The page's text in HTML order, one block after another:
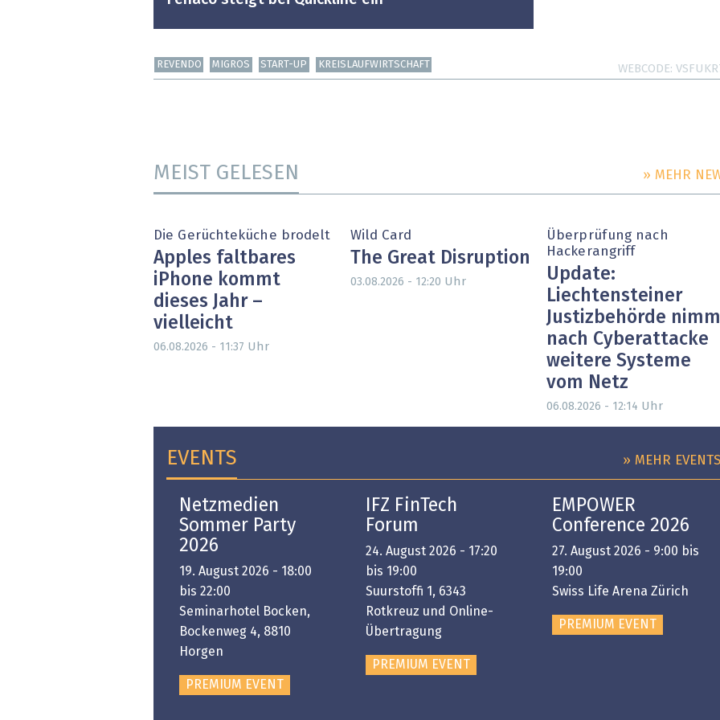
REVENDO MIGROS START-UP KREISLAUFWIRTSCHAFT WEBCODE
MEIST GELESEN » MEHR
Die Gerüchteküche brodelt
Apples faltbares
iPhone kommt
dieses Jahr –
vielleicht
06.08.2026 - 11:37 Uhr
Wild Card
The Great Disruption
03.08.2026 - 12:20 Uhr
Überprüfung nach
Hackerangriff
Update:
Liechtensteiner
Justizbehörde
nach Cyberattacke
weitere Systeme
vom Netz
06.08.2026 - 12:14 Uhr
EVENTS » MEHR EVENTS
Netzmedien
Sommer Party
2026
19. August 2026 - 18:00
bis 22:00
Seminarhotel Bocken,
Bockenweg 4, 8810
Horgen
PREMIUM EVENT
IFZ FinTech
Forum
24. August 2026 - 17:20
bis 19:00
Suurstoffi 1, 6343
Rotkreuz und Online-
Übertragung
PREMIUM EVENT
EMPOWER
Conference 2026
27. August 2026 - 9:00 bis
19:00
Swiss Life Arena Zürich
PREMIUM EVENT